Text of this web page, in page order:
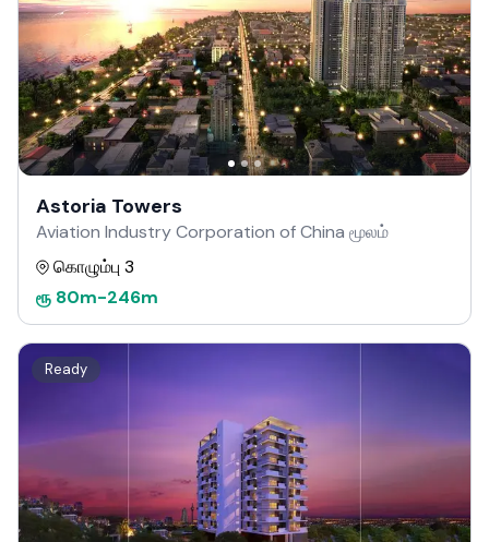
Astoria Towers
Aviation Industry Corporation of China மூலம்
கொழும்பு 3
ரூ 80m-246m
Ready